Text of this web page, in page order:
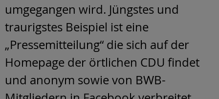
umgegangen wird. Jüngstes und
traurigstes Beispiel ist eine
„Pressemitteilung“ die sich auf der
Homepage der örtlichen CDU findet
und anonym sowie von BWB-